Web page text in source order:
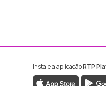
da RTP Madeira
da RTP
Instale a aplicaçãoRTP